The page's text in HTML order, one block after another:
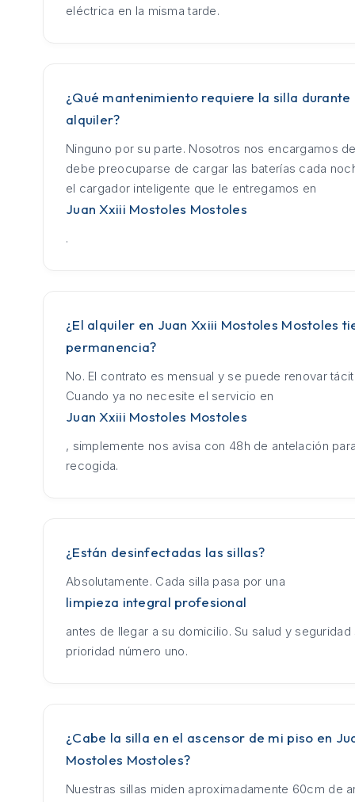
eléctrica en la misma tarde.
¿Qué mantenimiento requiere la silla durante
alquiler?
Ninguno por su parte. Nosotros nos encargamos
debe preocuparse de cargar las baterías cada
el cargador inteligente que le entregamos en
Juan Xxiii Mostoles Mostoles
.
¿El alquiler en Juan Xxiii Mostoles Mostoles
permanencia?
No. El contrato es mensual y se puede renovar
Cuando ya no necesite el servicio en
Juan Xxiii Mostoles Mostoles
, simplemente nos avisa con 48h de antelación
recogida.
¿Están desinfectadas las sillas?
Absolutamente. Cada silla pasa por una
limpieza integral profesional
antes de llegar a su domicilio. Su salud y seguridad
prioridad número uno.
¿Cabe la silla en el ascensor de mi piso en
Mostoles Mostoles?
Nuestras sillas miden aproximadamente 60cm de